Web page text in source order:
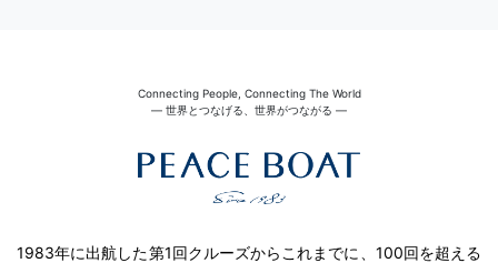
Connecting People, Connecting The World
― 世界とつなげる、世界がつながる ―
1983年に出航した第1回クルーズからこれまでに、100回を超える